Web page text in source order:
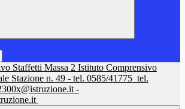
Istituto Comprensivo
Stazione n. 49 - tel. 0585/41775 tel.
-